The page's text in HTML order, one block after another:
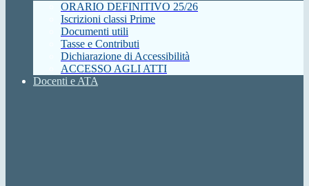
ORARIO DEFINITIVO 25/26
Iscrizioni classi Prime
Documenti utili
Tasse e Contributi
Dichiarazione di Accessibilità
ACCESSO AGLI ATTI
Docenti e ATA